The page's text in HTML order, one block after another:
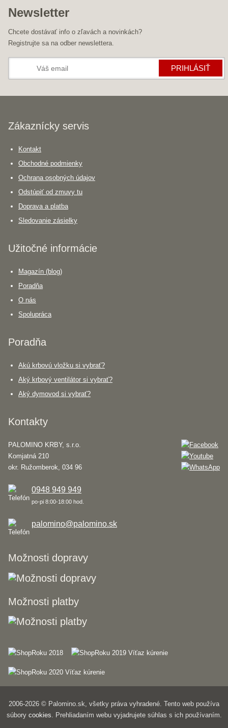
Newsletter
Chcete dostávať info o zľavách a novinkách?
Registrujte sa na odber newslettera.
PRIHLÁSIŤ
Zákaznícky servis
Kontakt
Obchodné podmienky
Ochrana osobných údajov
Odstúpiť od zmuvy tu
Doprava a platba
Sledovanie zásielky
Užitočné informácie
Magazín (blog)
Poradňa
O nás
Spolupráca
Poradňa
Akú krbovú vložku si vybrať?
Aký krbový ventilátor si vybrať?
Aký dymovod si vybrať?
Kontakty
PALOMINO KRBY, s.r.o.
Komjatná 210
okr. Ružomberok, 034 96
0948 949 949
po-pi 8:00-18:00 hod.
palomino@palomino.sk
Možnosti dopravy
Možnosti platby
2006-2026 © Palomino.sk, všetky práva vyhradené. Tento web používa
súbory cookies. Prehliadaním webu vyjadrujete súhlas s ich používaním.